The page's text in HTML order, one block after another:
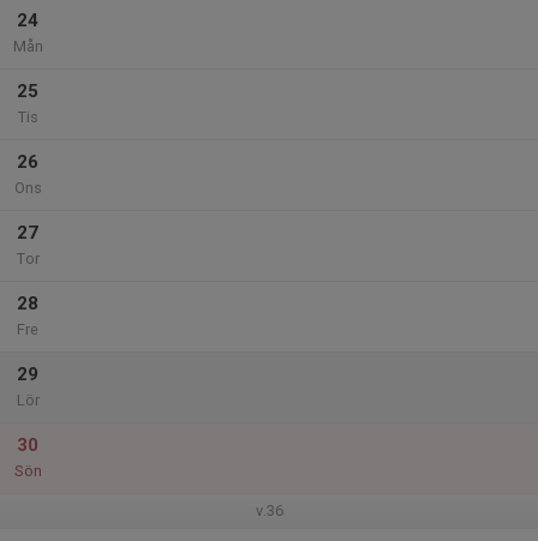
24
Mån
25
Tis
26
Ons
27
Tor
28
Fre
29
Lör
30
Sön
v.36